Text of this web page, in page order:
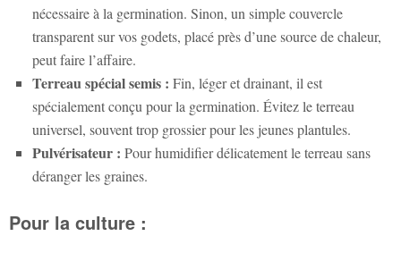
nécessaire à la germination. Sinon, un simple couvercle
transparent sur vos godets, placé près d’une source de chaleur,
peut faire l’affaire.
Terreau spécial semis : Fin, léger et drainant, il est
spécialement conçu pour la germination. Évitez le terreau
universel, souvent trop grossier pour les jeunes plantules.
Pulvérisateur : Pour humidifier délicatement le terreau sans
déranger les graines.
Pour la culture :